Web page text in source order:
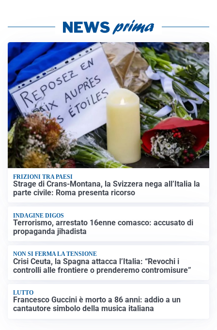
FRIZIONI TRA PAESI
Strage di Crans-Montana, la Svizzera nega all’Italia la
parte civile: Roma presenta ricorso
INDAGINE DIGOS
Terrorismo, arrestato 16enne comasco: accusato di
propaganda jihadista
NON SI FERMA LA TENSIONE
Crisi Ceuta, la Spagna attacca l’Italia: “Revochi i
controlli alle frontiere o prenderemo contromisure”
LUTTO
Francesco Guccini è morto a 86 anni: addio a un
cantautore simbolo della musica italiana